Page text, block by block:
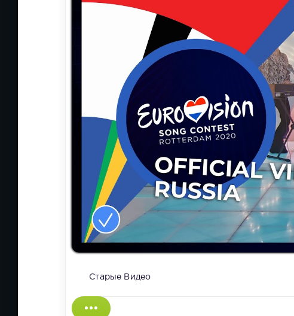
Старые Видео